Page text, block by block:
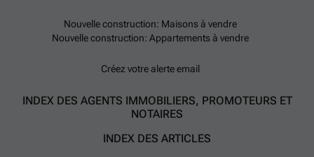
Nouvelle construction: Maisons à vendre
Nouvelle construction: Appartements à vendre
Créez votre alerte email
INDEX DES AGENTS IMMOBILIERS, PROMOTEURS ET
NOTAIRES
INDEX DES ARTICLES